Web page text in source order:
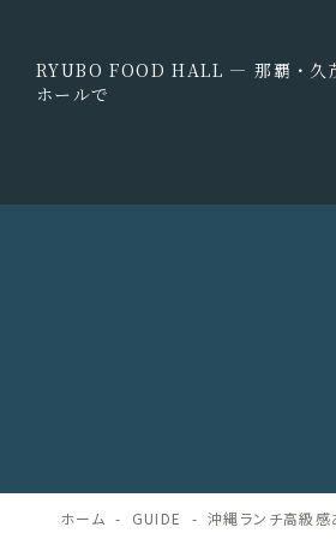
RYUBO FOOD HALL — 那覇・久
ホールで
ホーム GUIDE 沖縄ランチ高級